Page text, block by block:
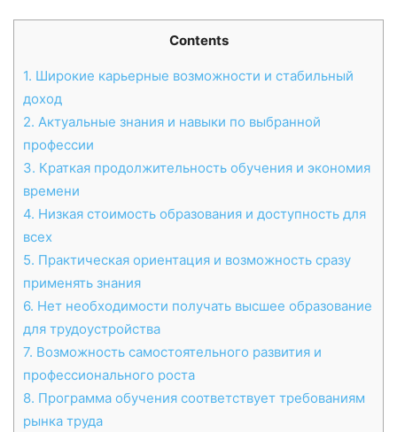
Contents
1. Широкие карьерные возможности и стабильный
доход
2. Актуальные знания и навыки по выбранной
профессии
3. Краткая продолжительность обучения и экономия
времени
4. Низкая стоимость образования и доступность для
всех
5. Практическая ориентация и возможность сразу
применять знания
6. Нет необходимости получать высшее образование
для трудоустройства
7. Возможность самостоятельного развития и
профессионального роста
8. Программа обучения соответствует требованиям
рынка труда